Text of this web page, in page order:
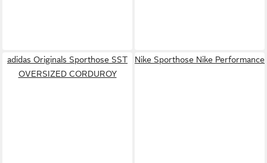
adidas Originals Sporthose SST
OVERSIZED CORDUROY
Nike Sporthose Nike Performance